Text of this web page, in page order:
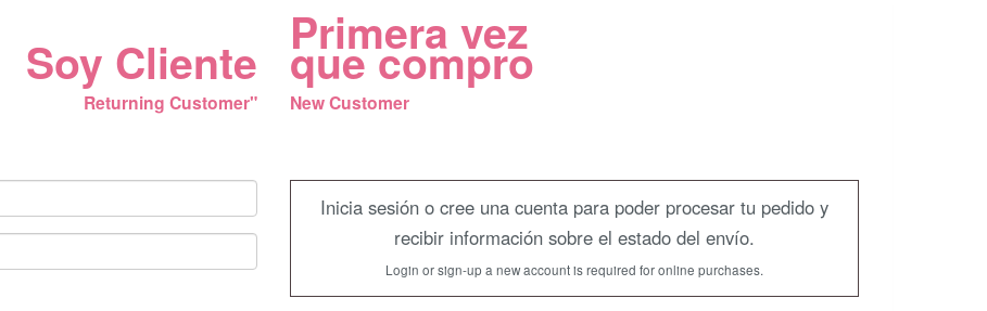
Soy Cliente
Returning Customer"
Primera vez
que compro
New Customer
Inicia sesión o cree una cuenta para poder procesar tu pedido y
recibir información sobre el estado del envío.
Login or sign-up a new account is required for online purchases.